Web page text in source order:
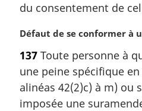
i
a
l
:
du consentement de
N
t
e
m
a
Défaut de se conformer à
137 Toute personne à
une peine spécifique
alinéas 42(2)c) à m) ou
imposée une